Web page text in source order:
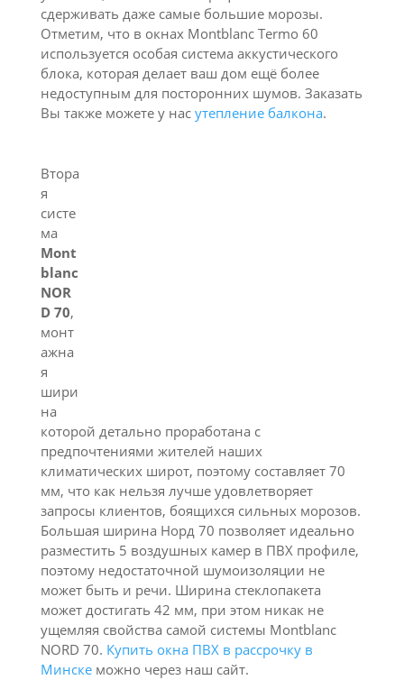
сдерживать даже самые большие морозы.
Отметим, что в окнах Montblanc Termo 60
используется особая система аккустического
блока, которая делает ваш дом ещё более
недоступным для посторонних шумов. Заказать
Вы также можете у нас утепление балкона.
Втора
я
систе
ма
Mont
blanc
NOR
D 70,
монт
ажна
я
шири
на
которой детально проработана с
предпочтениями жителей наших
климатических широт, поэтому составляет 70
мм, что как нельзя лучше удовлетворяет
запросы клиентов, боящихся сильных морозов.
Большая ширина Норд 70 позволяет идеально
разместить 5 воздушных камер в ПВХ профиле,
поэтому недостаточной шумоизоляции не
может быть и речи. Ширина стеклопакета
может достигать 42 мм, при этом никак не
ущемляя свойства самой системы Montblanc
NORD 70. Купить окна ПВХ в рассрочку в
Минскеможно через наш сайт.